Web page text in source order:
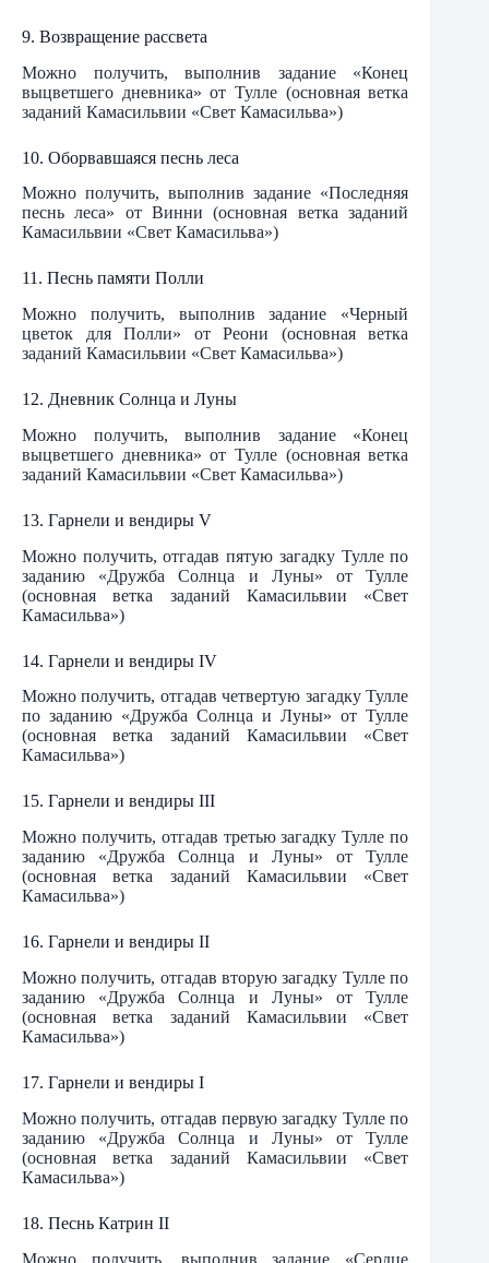
9. Возвращение рассвета
Можно получить, выполнив задание «Конец
выцветшего дневника» от Тулле (основная ветка
заданий Камасильвии «Свет Камасильва»)
10. Оборвавшаяся песнь леса
Можно получить, выполнив задание «Последняя
песнь леса» от Винни (основная ветка заданий
Камасильвии «Свет Камасильва»)
11. Песнь памяти Полли
Можно получить, выполнив задание «Черный
цветок для Полли» от Реони (основная ветка
заданий Камасильвии «Свет Камасильва»)
12. Дневник Солнца и Луны
Можно получить, выполнив задание «Конец
выцветшего дневника» от Тулле (основная ветка
заданий Камасильвии «Свет Камасильва»)
13. Гарнели и вендиры V
Можно получить, отгадав пятую загадку Тулле по
заданию «Дружба Солнца и Луны» от Тулле
(основная ветка заданий Камасильвии «Свет
Камасильва»)
14. Гарнели и вендиры IV
Можно получить, отгадав четвертую загадку Тулле
по заданию «Дружба Солнца и Луны» от Тулле
(основная ветка заданий Камасильвии «Свет
Камасильва»)
15. Гарнели и вендиры III
Можно получить, отгадав третью загадку Тулле по
заданию «Дружба Солнца и Луны» от Тулле
(основная ветка заданий Камасильвии «Свет
Камасильва»)
16. Гарнели и вендиры II
Можно получить, отгадав вторую загадку Тулле по
заданию «Дружба Солнца и Луны» от Тулле
(основная ветка заданий Камасильвии «Свет
Камасильва»)
17. Гарнели и вендиры I
Можно получить, отгадав первую загадку Тулле по
заданию «Дружба Солнца и Луны» от Тулле
(основная ветка заданий Камасильвии «Свет
Камасильва»)
18. Песнь Катрин II
Можно получить, выполнив задание «Сердце